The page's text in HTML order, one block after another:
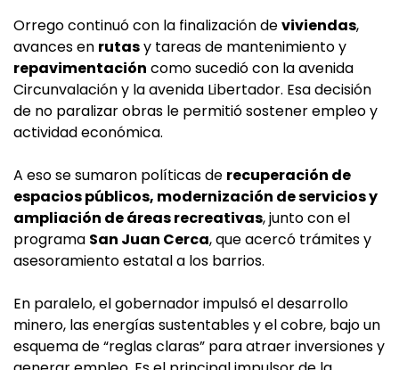
Orrego continuó con la finalización deviviendas,
avances en rutasy tareas de mantenimiento y
repavimentación como sucedió con la avenida
Circunvalación y la avenida Libertador. Esa decisión
de no paralizar obras le permitió sostener empleo y
actividad económica.
A eso se sumaron políticas de recuperación de
espacios públicos, modernización de servicios y
ampliación de áreas recreativas, junto con el
programa San Juan Cerca, que acercó trámites y
asesoramiento estatal a los barrios.
En paralelo, el gobernador impulsó el desarrollo
minero, las energías sustentables y el cobre, bajo un
esquema de “reglas claras” para atraer inversiones y